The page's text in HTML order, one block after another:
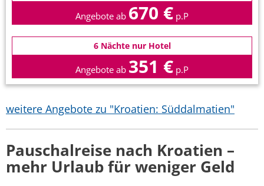
Angebote ab 670 € p.P
6 Nächte nur Hotel
Angebote ab 351 € p.P
weitere Angebote zu "Kroatien: Süddalmatien"
Pauschalreise nach Kroatien –
mehr Urlaub für weniger Geld